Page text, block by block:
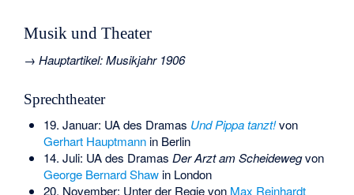
Musik und Theater
→Hauptartikel:Musikjahr 1906
Sprechtheater
19. Januar: UA des Dramas Und Pippa tanzt!von
Gerhart Hauptmannin Berlin
14. Juli: UA des Dramas Der Arzt am Scheidewegvon
George Bernard Shawin London
20. November: Unter der Regie von Max Reinhardt